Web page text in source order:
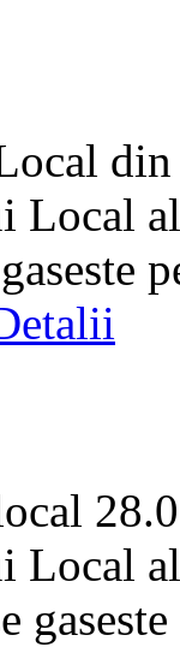
Local
Local